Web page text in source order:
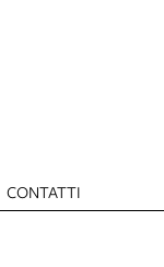
CONTATTI